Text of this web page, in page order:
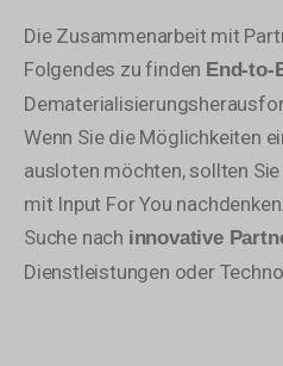
Die Zusammenarbeit mit
Folgendes zu finden End-to-
Wenn Sie die Möglichkeiten
ausloten möchten, sollten
mit Input For You
Suche nach innovative
Dienstleistungen oder